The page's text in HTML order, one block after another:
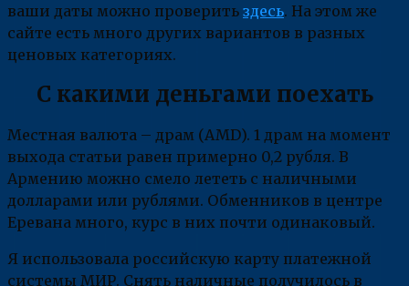
ваши даты можно проверить здесь. На этом же
сайте есть много других вариантов в разных
ценовых категориях.
С какими деньгами поехать
Местная валюта – драм (AMD). 1 драм на момент
выхода статьи равен примерно 0,2 рубля. В
Армению можно смело лететь с наличными
долларами или рублями. Обменников в центре
Еревана много, курс в них почти одинаковый.
Я использовала российскую карту платежной
системы МИР. Снять наличные получилось в